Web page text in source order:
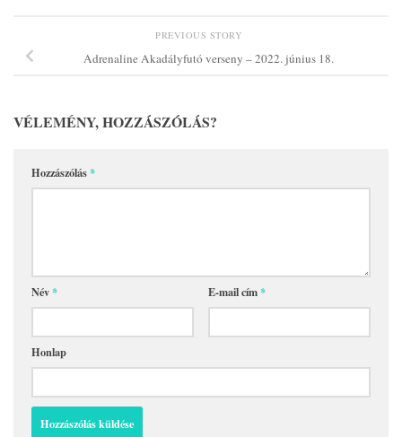
PREVIOUS STORY
Adrenaline Akadályfutó verseny – 2022. június 18.
VÉLEMÉNY, HOZZÁSZÓLÁS?
Hozzászólás*
Név* E-mail cím*
Honlap